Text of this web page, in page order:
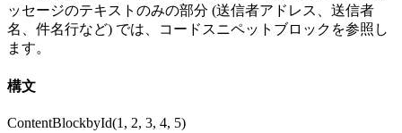
ッセージのテキストのみの部分 (送信者アドレス、送信者
名、件名行など) では、コードスニペットブロックを参照し
ます。
構文
ContentBlockbyId(1, 2, 3, 4, 5)